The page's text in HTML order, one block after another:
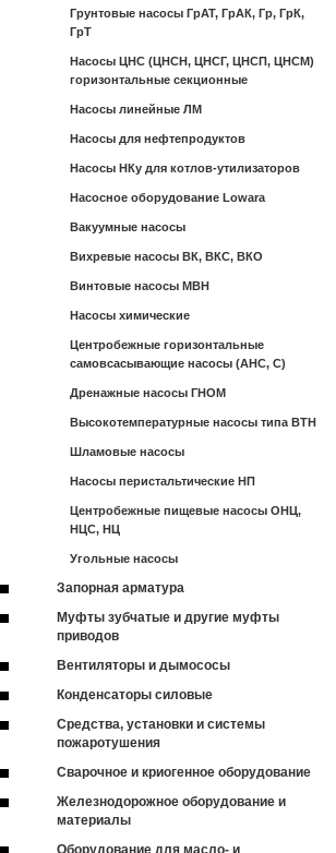
Грунтовые насосы ГрАТ, ГрАК, Гр, ГрК,
ГрТ
Насосы ЦНС (ЦНСН, ЦНСГ, ЦНСП, ЦНСМ)
горизонтальные секционные
Насосы линейные ЛМ
Насосы для нефтепродуктов
Насосы НКу для котлов-утилизаторов
Насосное оборудование Lowara
Вакуумные насосы
Вихревые насосы ВК, ВКС, ВКО
Винтовые насосы МВН
Насосы химические
Центробежные горизонтальные
самовсасывающие насосы (АНС, С)
Дренажные насосы ГНОМ
Высокотемпературные насосы типа ВТН
Шламовые насосы
Насосы перистальтические НП
Центробежные пищевые насосы ОНЦ,
НЦС, НЦ
Угольные насосы
Запорная арматура
Муфты зубчатые и другие муфты
приводов
Вентиляторы и дымососы
Конденсаторы силовые
Средства, установки и системы
пожаротушения
Сварочное и криогенное оборудование
Железнодорожное оборудование и
материалы
Оборудование для масло- и